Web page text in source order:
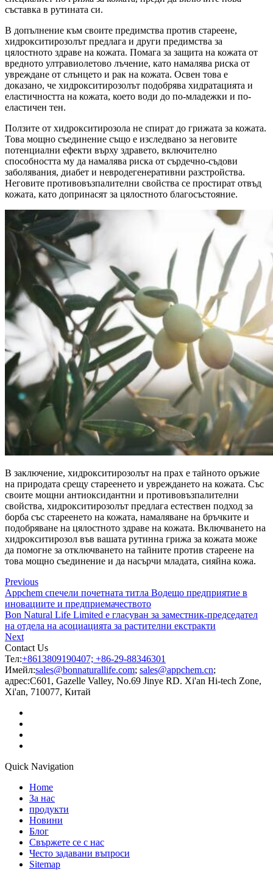
съставка в рутината си.
В допълнение към своите предимства против стареене,
хидрокситирозолът предлага и други предимства за
цялостното здраве на кожата. Помага за защита на кожата от
вредното ултравиолетово лъчение, като намалява риска от
увреждане от слънцето и рак на кожата. Освен това е
доказано, че хидрокситирозолът подобрява хидратацията и
еластичността на кожата, което води до по-младежки и по-
еластичен тен.
Ползите от хидрокситирозола не спират до грижата за кожата.
Това мощно съединение също е изследвано за неговите
потенциални ефекти върху здравето, включително
способността му да намалява риска от сърдечно-съдови
заболявания, диабет и невродегенеративни разстройства.
Неговите противовъзпалителни свойства се простират отвъд
кожата, като допринасят за цялостното благосъстояние.
В заключение, хидрокситирозолът на прах е тайното оръжие
на природата срещу стареенето и увреждането на кожата. Със
своите мощни антиоксидантни и противовъзпалителни
свойства, хидрокситирозолът предлага естествен подход за
борба със стареенето на кожата, намаляване на бръчките и
подобряване на цялостното здраве на кожата. Включването на
хидрокситирозол във вашата рутинна грижа за кожата може
да помогне за отключването на тайните против стареене на
това мощно съединение и да насърчи младата, сияйна кожа.
Previous
Appchem спечели почетната титла Водещо предприятие в
иновациите и предприемачеството
Bon Natural Life Limited е гласуван за заместник-председател
на отдела на асоциацията за растителни екстракти
Next
Contact Us
Тел:+8613809190407; +86-29-88346301
Имейл:sales@bonnaturallife.com; sales@appchem.cn;
адрес:C601, Gazelle Valley, No.69 Jinye RD. Xi'an Hi-tech Zone,
Xi'an, 710077, Китай
Quick Navigation
Home
За нас
продукти
Новини
Блог
Свържете се с нас
Често задавани въпроси
Sitemap